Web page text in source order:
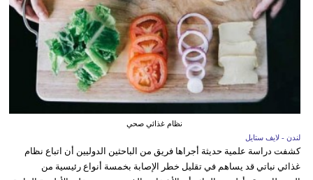
نظام غذائي صحي
لندن - لايف ستايل
كشفت دراسة علمية حديثة أجراها فريق من الباحثين الدوليين أن اتباع نظام
غذائي نباتي قد يساهم في تقليل خطر الإصابة بخمسة أنواع رئيسية من